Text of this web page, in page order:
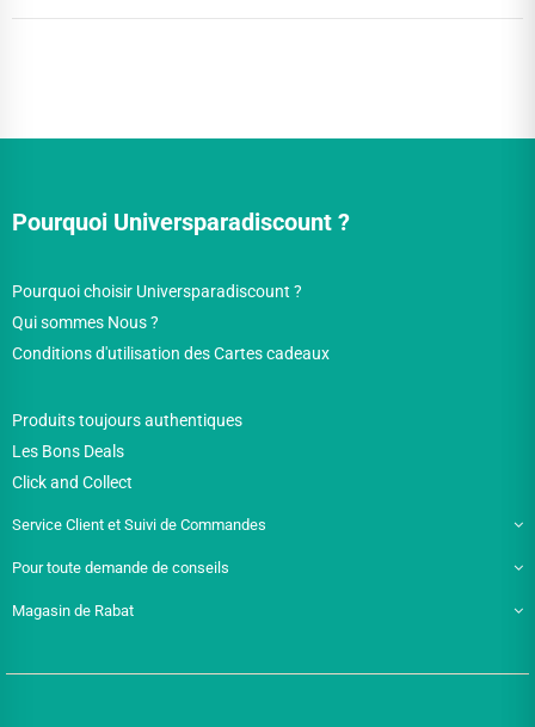
Pourquoi Universparadiscount ?
Pourquoi choisir Universparadiscount ?
Qui sommes Nous ?
Conditions d'utilisation des Cartes cadeaux
Produits toujours authentiques
Les Bons Deals
Click and Collect
Service Client et Suivi de Commandes
Pour toute demande de conseils
Magasin de Rabat